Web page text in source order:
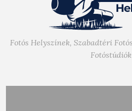
Fotós Helyszínek, Szabadtéri
Fotóstúdiók